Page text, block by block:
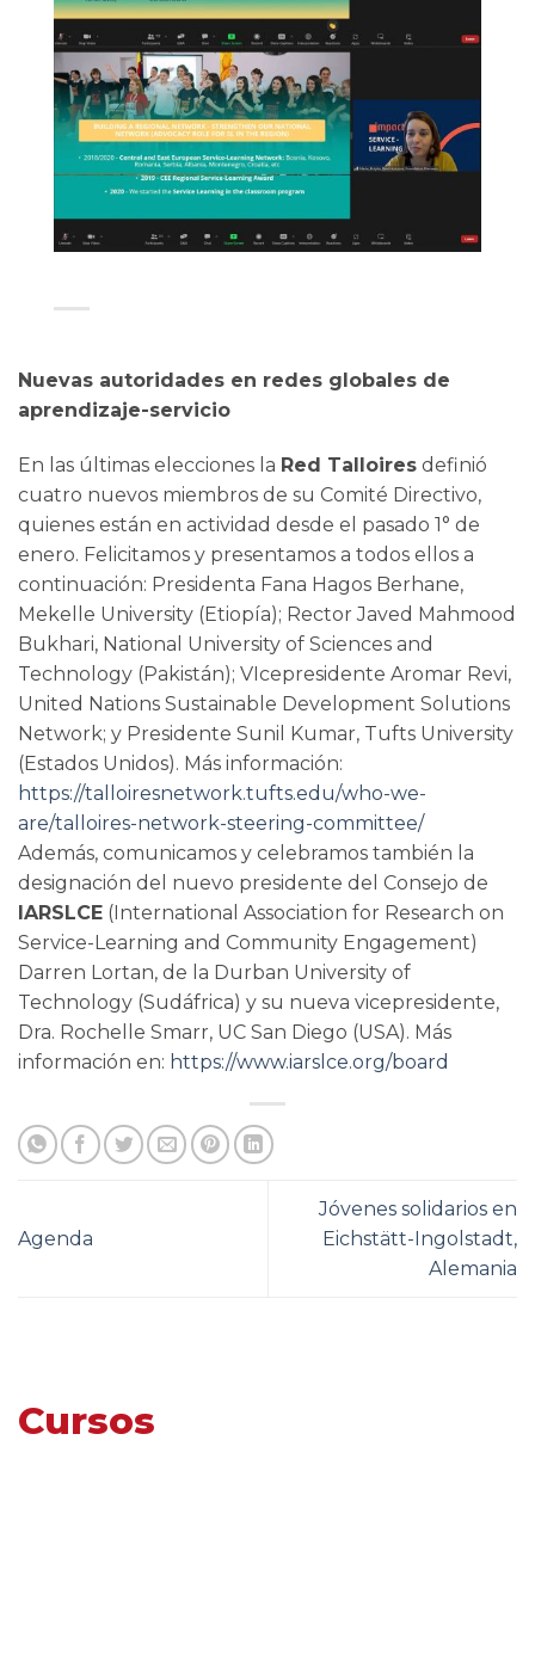
Nuevas autoridades en redes globales de
aprendizaje-servicio
En las últimas elecciones la Red Talloires definió
cuatro nuevos miembros de su Comité Directivo,
quienes están en actividad desde el pasado 1° de
enero. Felicitamos y presentamos a todos ellos a
continuación: Presidenta Fana Hagos Berhane,
Mekelle University (Etiopía); Rector Javed Mahmood
Bukhari, National University of Sciences and
Technology (Pakistán); VIcepresidente Aromar Revi,
United Nations Sustainable Development Solutions
Network; y Presidente Sunil Kumar, Tufts University
(Estados Unidos). Más información:
https://talloiresnetwork.tufts.edu/who-we-
are/talloires-network-steering-committee/
Además, comunicamos y celebramos también la
designación del nuevo presidente del Consejo de
IARSLCE (International Association for Research on
Service-Learning and Community Engagement)
Darren Lortan, de la Durban University of
Technology (Sudáfrica) y su nueva vicepresidente,
Dra. Rochelle Smarr, UC San Diego (USA). Más
información en: https://www.iarslce.org/board
Agenda
Jóvenes solidarios en
Eichstätt-Ingolstadt,
Alemania
Cursos